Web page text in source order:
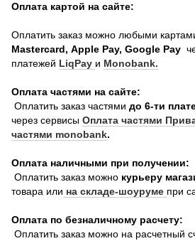
Оплата картой на сайте:
Оплатить заказ можно любыми
Mastercard, Apple Pay, Google Pay
платежей LiqPay и Monobank.
Оплата частями на сайте:
Оплатить заказ частями до 6-ти
через сервисы Оплата частями
частями monobank.
Оплата наличными при получении:
Оплатить заказ можно курьеру
товара или на складе-шоуруме при
Оплата по безналичному расчету:
Оплатить заказ можно на расчетный